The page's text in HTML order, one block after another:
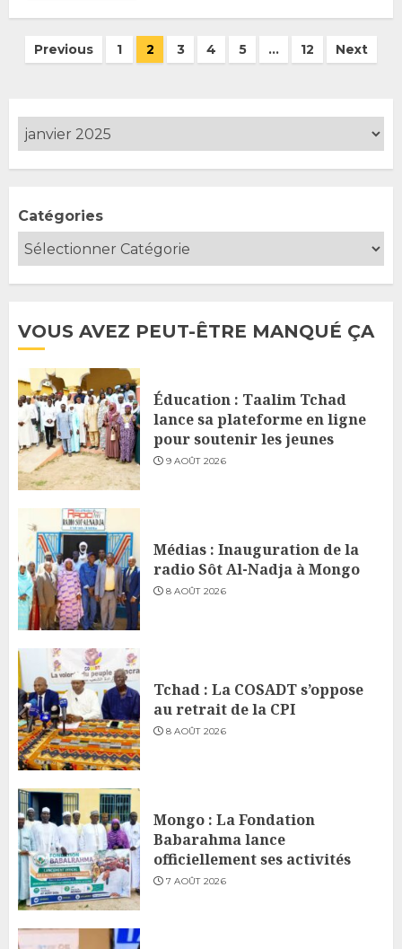
Pagination
Previous 1 2 3 4 5 … 12 Next
Catégories
VOUS AVEZ PEUT-ÊTRE MANQUÉ ÇA
Éducation : Taalim Tchad
lance sa plateforme en ligne
pour soutenir les jeunes
9 AOÛT 2026
Médias : Inauguration de la
radio Sôt Al-Nadja à Mongo
8 AOÛT 2026
Tchad : La COSADT s’oppose
au retrait de la CPI
8 AOÛT 2026
Mongo : La Fondation
Babarahma lance
officiellement ses activités
7 AOÛT 2026